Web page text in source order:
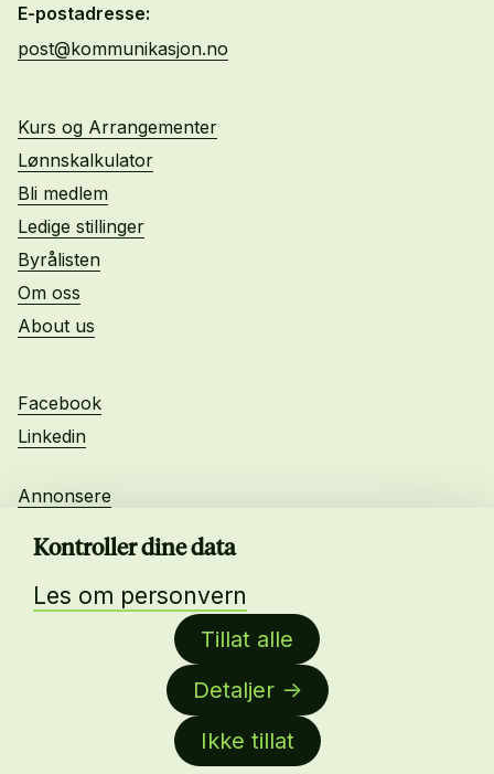
Kontroller dine data
Tillat alle
Detaljer
Ikke tillat
Les om personvern
E-postadresse:
post@kommunikasjon.no
Kurs og Arrangementer
Lønnskalkulator
Bli medlem
Ledige stillinger
Byrålisten
Om oss
About us
Facebook
Linkedin
Annonsere
Daglig leder:
Anne-Lise Mørch von der Fehr
Malin Sundby Revaa